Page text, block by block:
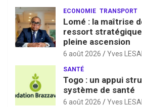
ECONOMIE TRANSPORT
Lomé : la maîtrise
ressort stratégique
pleine ascension
6 août 2026 Yves
SANTÉ
Togo : un appui
système de santé
6 août 2026 Yves